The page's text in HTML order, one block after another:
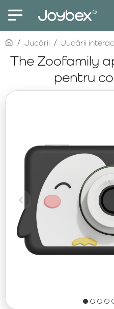
The Zoofamily
pentru
homeJucării Jucării